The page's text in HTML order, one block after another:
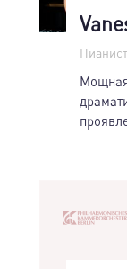
Пианист